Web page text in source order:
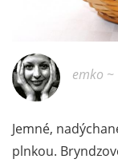
emko ~
Jemné,
plnkou.